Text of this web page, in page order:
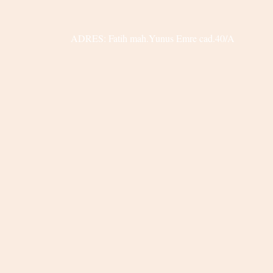
ADRES: Fatih mah.Yunus Emre